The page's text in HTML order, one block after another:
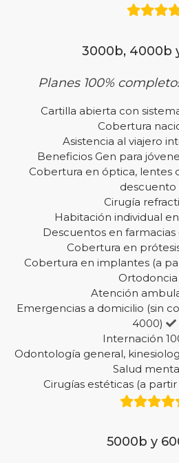
3000b, 4000b
Planes 100%
Cartilla abierta con
Cobertura
Asistencia al viajero
Beneficios Gen para
Cobertura en óptica, lentes
descuento
Cirugía
Habitación individual
Descuentos en farmacias
Cobertura en
Cobertura en implantes (a
Ortodoncia
Atención
Emergencias a domicilio (sin
4000)
Internación
Odontología general,
Salud
Cirugías estéticas (a
5000b y